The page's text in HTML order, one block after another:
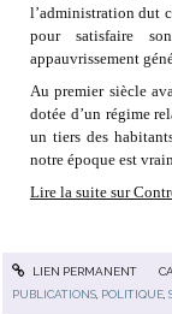
l’administration dut
pour satisfaire
appauvrissement
Au premier siècle
dotée d’un régime
un tiers des
notre époque est
Lire la suite sur
LIEN PERMANENT
PUBLICATIONS POLITIQUE ,